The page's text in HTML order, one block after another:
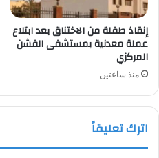
إنقاذ طفلة من الاختناق بعد ابتلاع
عملة معدنية بمستشفى الفشن
المركزي
منذ ساعتين
اترك تعليقاً